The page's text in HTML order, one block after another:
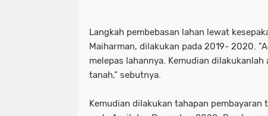
Langkah pembebasan lahan lewat
Maiharman, dilakukan pada 2019- 2020.
melepas lahannya. Kemudian
tanah," sebutnya.
Kemudian dilakukan tahapan pembayaran